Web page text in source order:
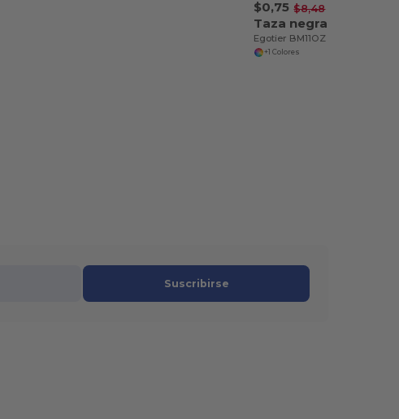
$0,75 $8,48
Taza negra de 11 oz
Egotier BM11OZ
+1 Colores
Suscribirse